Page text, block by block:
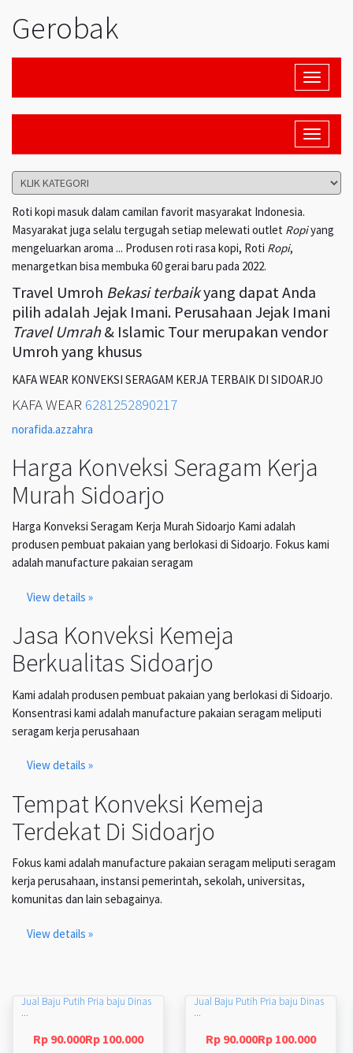
Gerobak
Toggle
Toggle
Roti kopi masuk dalam camilan favorit masyarakat Indonesia.
Masyarakat juga selalu tergugah setiap melewati outlet Ropiyang
mengeluarkan aroma ... Produsen roti rasa kopi, Roti Ropi,
menargetkan bisa membuka 60 gerai baru pada 2022.
Travel Umroh Bekasi terbaikyang dapat Anda
pilih adalah Jejak Imani. Perusahaan Jejak Imani
Travel Umrah& Islamic Tour merupakan vendor
Umroh yang khusus
KAFA WEAR KONVEKSI SERAGAM KERJA TERBAIK DI SIDOARJO
KAFA WEAR 6281252890217
norafida.azzahra
Harga Konveksi Seragam Kerja
Murah Sidoarjo
Harga Konveksi Seragam Kerja Murah Sidoarjo Kami adalah
produsen pembuat pakaian yang berlokasi di Sidoarjo. Fokus kami
adalah manufacture pakaian seragam
View details »
Jasa Konveksi Kemeja
Berkualitas Sidoarjo
Kami adalah produsen pembuat pakaian yang berlokasi di Sidoarjo.
Konsentrasi kami adalah manufacture pakaian seragam meliputi
seragam kerja perusahaan
View details »
Tempat Konveksi Kemeja
Terdekat Di Sidoarjo
Fokus kami adalah manufacture pakaian seragam meliputi seragam
kerja perusahaan, instansi pemerintah, sekolah, universitas,
komunitas dan lain sebagainya.
View details »
Jual Baju Putih Pria baju Dinas
...
Rp 90.000Rp 100.000
Jual Baju Putih Pria baju Dinas
...
Rp 90.000Rp 100.000